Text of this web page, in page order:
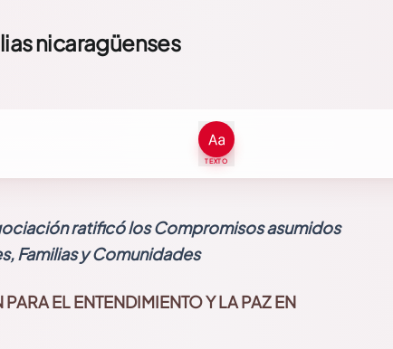
nicaragüenses
TEXTO
ratificó los Compromisos asumidos
Familias y Comunidades
EL ENTENDIMIENTO Y LA PAZ EN